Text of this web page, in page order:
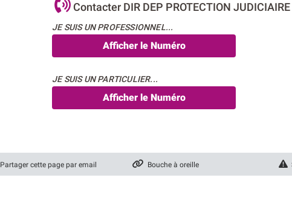
Contacter DIR DEP PROTECTION
JE SUIS UN PROFESSIONNEL...
Afficher le Numéro
JE SUIS UN PARTICULIER...
Afficher le Numéro
Partager cette page par email Bouche à oreille